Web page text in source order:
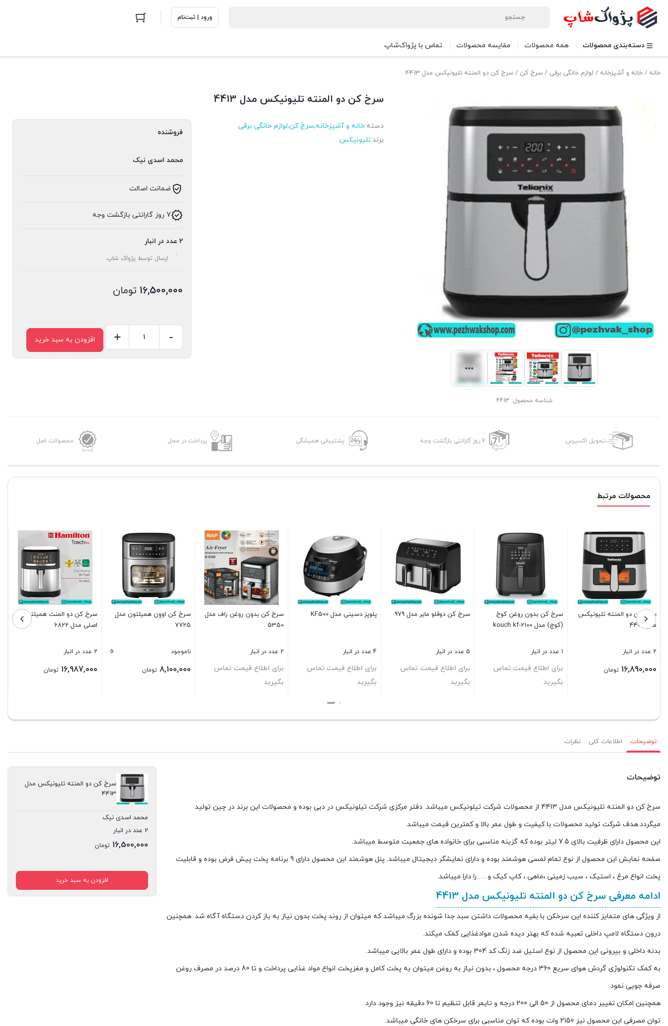
ورود | ثبت‌نام
دسته‌بندی محصولات همه محصولات مقایسه محصولات تماس با پژواک‌شاپ
خانه / خانه و آشپزخانه / لوازم خانگی برقی / سرخ کن / سرخ کن دو المنته تلیونیکس مدل 4413
شناسه محصول: 4413
سرخ کن دو المنته تلیونیکس مدل 4413
دسته:خانه و آشپزخانه,سرخ کن,لوازم خانگی برقی
برند:تلیونیکس
فروشنده
محمد اسدی نیک
ضمانت اصالت
7 روز گارانتی بازگشت وجه
2 عدد در انبار
ارسال توسط پژواک شاپ
16,500,000 تومان
کن
عدد
-
+ افزودن به سبد خرید
تحویل اکسپرس 7 روز گارانتی بازگشت وجه پشتیبانی همیشگی پرداخت در محل محصولات اصل
محصولات مرتبط
سرخ کن دو المنته تلیونیکس
مدل 4409
2 عدد در انبار
16,890,000 تومان
سرخ کن بدون روغن کوخ
(کوچ) مدل kouch kf-2100
1 عدد در انبار
برای اطلاع قیمت تماس
بگیرید
سرخ کن دوقلو مایر مدل 979
5 عدد در انبار
برای اطلاع قیمت تماس
بگیرید
پلوپز دسینی مدل KF500
4 عدد در انبار
برای اطلاع قیمت تماس
بگیرید
سرخ کن بدون روغن راف مدل
5350
2 عدد در انبار
برای اطلاع قیمت تماس
بگیرید
سرخ کن اووِن همیلتون مدل
7725
ناموجود 5
8,100,000 تومان
سرخ کن دو المنت همیلتون
اصلی مدل 6822
2 عدد در انبار
16,987,000 تومان
توضیحات اطلاعات کلی نظرات
توضیحات
سرخ کن دو المنته تلیونیکس مدل 4413 از محصولات شرکت تیلونیکس میباشد. دفتر مرکزی شرکت تیلونیکس در دبی بوده و محصولات این برند در چین تولید
میگردد.هدف شرکت تولید محصولات با کیفیت و طول عمر بالا و کمترین قیمت میباشد.
این محصول دارای ظرفیت بالای 7.5 لیتر بوده که گزینه مناسبی برای خانواده های جمعیت متوسط میباشد.
صفحه نمایش این محصول از نوع تمام لمسی هوشمند بوده و دارای نمایشگر دیجیتال میباشد. پنل هوشمند این محصول دارای 9 برنامه پخت پیش فرض بوده و قابلیت
پخت انواع مرغ ، استیک ، سیب زمینی ،ماهی ، کاپ کیک و … را دارا میباشد.
ادامه معرفی سرخ کن دو المنته تلیونیکس مدل 4413
از ویژگی های متمایز کننده این سرخکن با بقیه محصولات داشتن سبد جدا شونده بزرگ میباشد که میتوان از روند پخت بدون نیاز به باز کردن دستگاه آگاه شد .همچنین
درون دستگاه لامپ داخلی تعبیه شده که بهتر دیده شدن موادغذایی کمک میکند.
بدنه داخلی و بیرونی این محصول از نوع استیل ضد زنگ کد 304 بوده و دارای طول عمر بالایی میباشد.
به کمک تکنولوژی گردش هوای سریع 360 درجه محصول ، بدون نیاز به روغن میتوان به پخت کامل و مغزپخت انواع مواد غذایی پرداخت و تا 80 درصد در مصرف روغن
صرفه جویی نمود.
همچنین امکان تغییر دمای محصول از 50 الی 200 درجه و تایمر قابل تنظیم تا 60 دقیقه نیز وجود دارد .
توان مصرفی این محصول نیز 2150 وات بوده که توان مناسبی برای سرخکن های خانگی میباشد.
سرخ کن دو المنته تلیونیکس مدل
4413
محمد اسدی نیک
2 عدد در انبار
16,500,000 تومان
افزودن به سبد خرید